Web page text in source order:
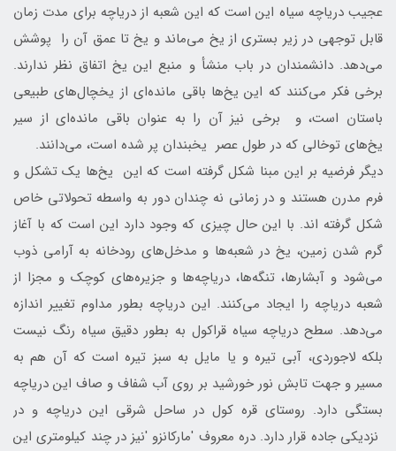
عجيب درياچه سياه اين است كه اين شعبه از درياچه برای مدت زمان
قابل توجهی در زير بستری از يخ می‌ماند و يخ تا عمق آن را پوشش
می‌دهد. دانشمندان در باب منشأ و منبع اين يخ اتفاق نظر ندارند.
برخی فكر می‌كنند كه اين يخ‌ها باقي مانده‌ای از يخچال‌های طبيعی
باستان است، و برخی نيز آن را به عنوان باقی مانده‌ای از سير
يخ‌های توخالی كه در طول عصر يخبندان پر شده است، می‌دانند.
ديگر فرضيه بر اين مبنا شكل گرفته است كه اين يخ‌ها يك تشكل و
فرم مدرن هستند و در زمانی نه چندان دور به واسطه تحولاتی خاص
شكل گرفته اند. با اين حال چيزی كه وجود دارد اين است كه با آغاز
گرم شدن زمين، يخ در شعبه‌ها و مدخل‌های رودخانه به آرامی ذوب
می‌شود و آبشارها، تنگه‌ها، درياچه‌ها و جزيره‌های كوچك و مجزا از
شعبه درياچه را ايجاد می‌كنند. اين درياچه بطور مداوم تغيير اندازه
می‌دهد. سطح درياچه سياه قراكول به بطور دقيق سياه رنگ نيست
بلكه لاجوردی، آبی تيره و يا مايل به سبز تيره است كه آن هم به
مسير و جهت تابش نور خورشيد بر روی آب شفاف و صاف اين درياچه
بستگی دارد. روستای قره كول در ساحل شرقی اين درياچه و در
نزديكی جاده قرار دارد. دره معروف 'ماركانزو 'نيز در چند كيلومتری اين